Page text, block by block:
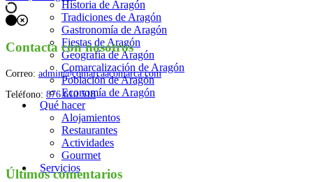
Historia de Aragón
Tradiciones de Aragón
Gastronomía de Aragón
Fiestas de Aragón
Geografía de Aragón
Comarcalización de Aragón
Población de Aragón
Economía de Aragón
Qué hacer
Alojamientos
Restaurantes
Actividades
Gourmet
Servicios
Navegación
de
los
puestos
Contacta con nosotros
Correo: admin@comarcaacomarca.com
Teléfono: 876 610 518
Últimos comentarios